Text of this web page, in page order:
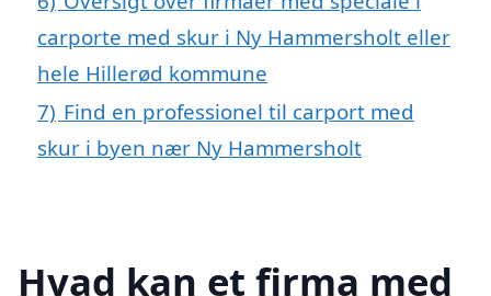
carporte med skur i Ny Hammersholt eller
hele Hillerød kommune
7) Find en professionel til carport med
skur i byen nær Ny Hammersholt
Hvad kan et firma med